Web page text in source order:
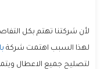
لأن شركتنا تهتم بكل
لهذا السبب اهتمت شركة
لتصليح جميع الاعطال